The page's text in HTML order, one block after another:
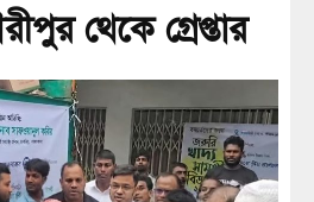
থেকে গ্রেপ্তার